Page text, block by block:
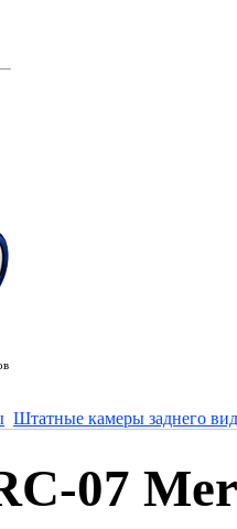
Штатные камеры заднего
07